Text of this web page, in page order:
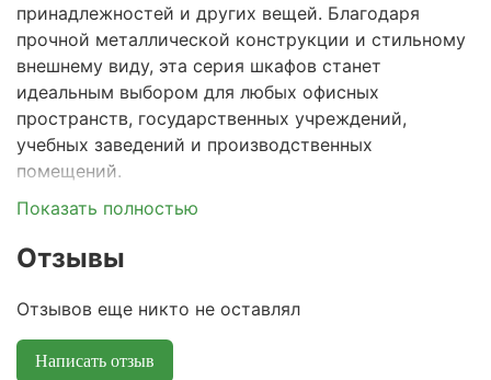
принадлежностей и других вещей. Благодаря
прочной металлической конструкции и стильному
внешнему виду, эта серия шкафов станет
идеальным выбором для любых офисных
пространств, государственных учреждений,
учебных заведений и производственных
помещений.
·
Долговечный металлический корпус:
покрыт порошковой окраской, которая
Изделия соответствуют требованиям ГОСТ
16371-2014, Р 56513-2015.
Показать полностью
Отзывы
Отзывов еще никто не оставлял
Написать отзыв